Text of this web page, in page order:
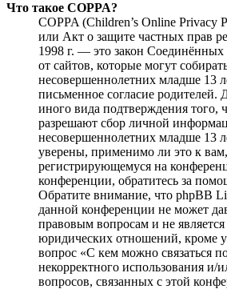
Что такое COPPA?
COPPA (Children’s Online Privacy
или Акт о защите частных прав
1998 г. — это закон
от сайтов, которые могут
несовершеннолетних младше 13
письменное согласие родителей.
иного вида подтверждения того,
разрешают сбор личной
несовершеннолетних младше 13
уверены, применимо ли это к
регистрирующемуся на
конференции, обратитесь за
Обратите внимание, что phpBB
данной конференции не может
правовым вопросам и не
юридических отношений, кроме
вопрос «С кем можно связаться
некорректного использования и/
вопросов, связанных с этой